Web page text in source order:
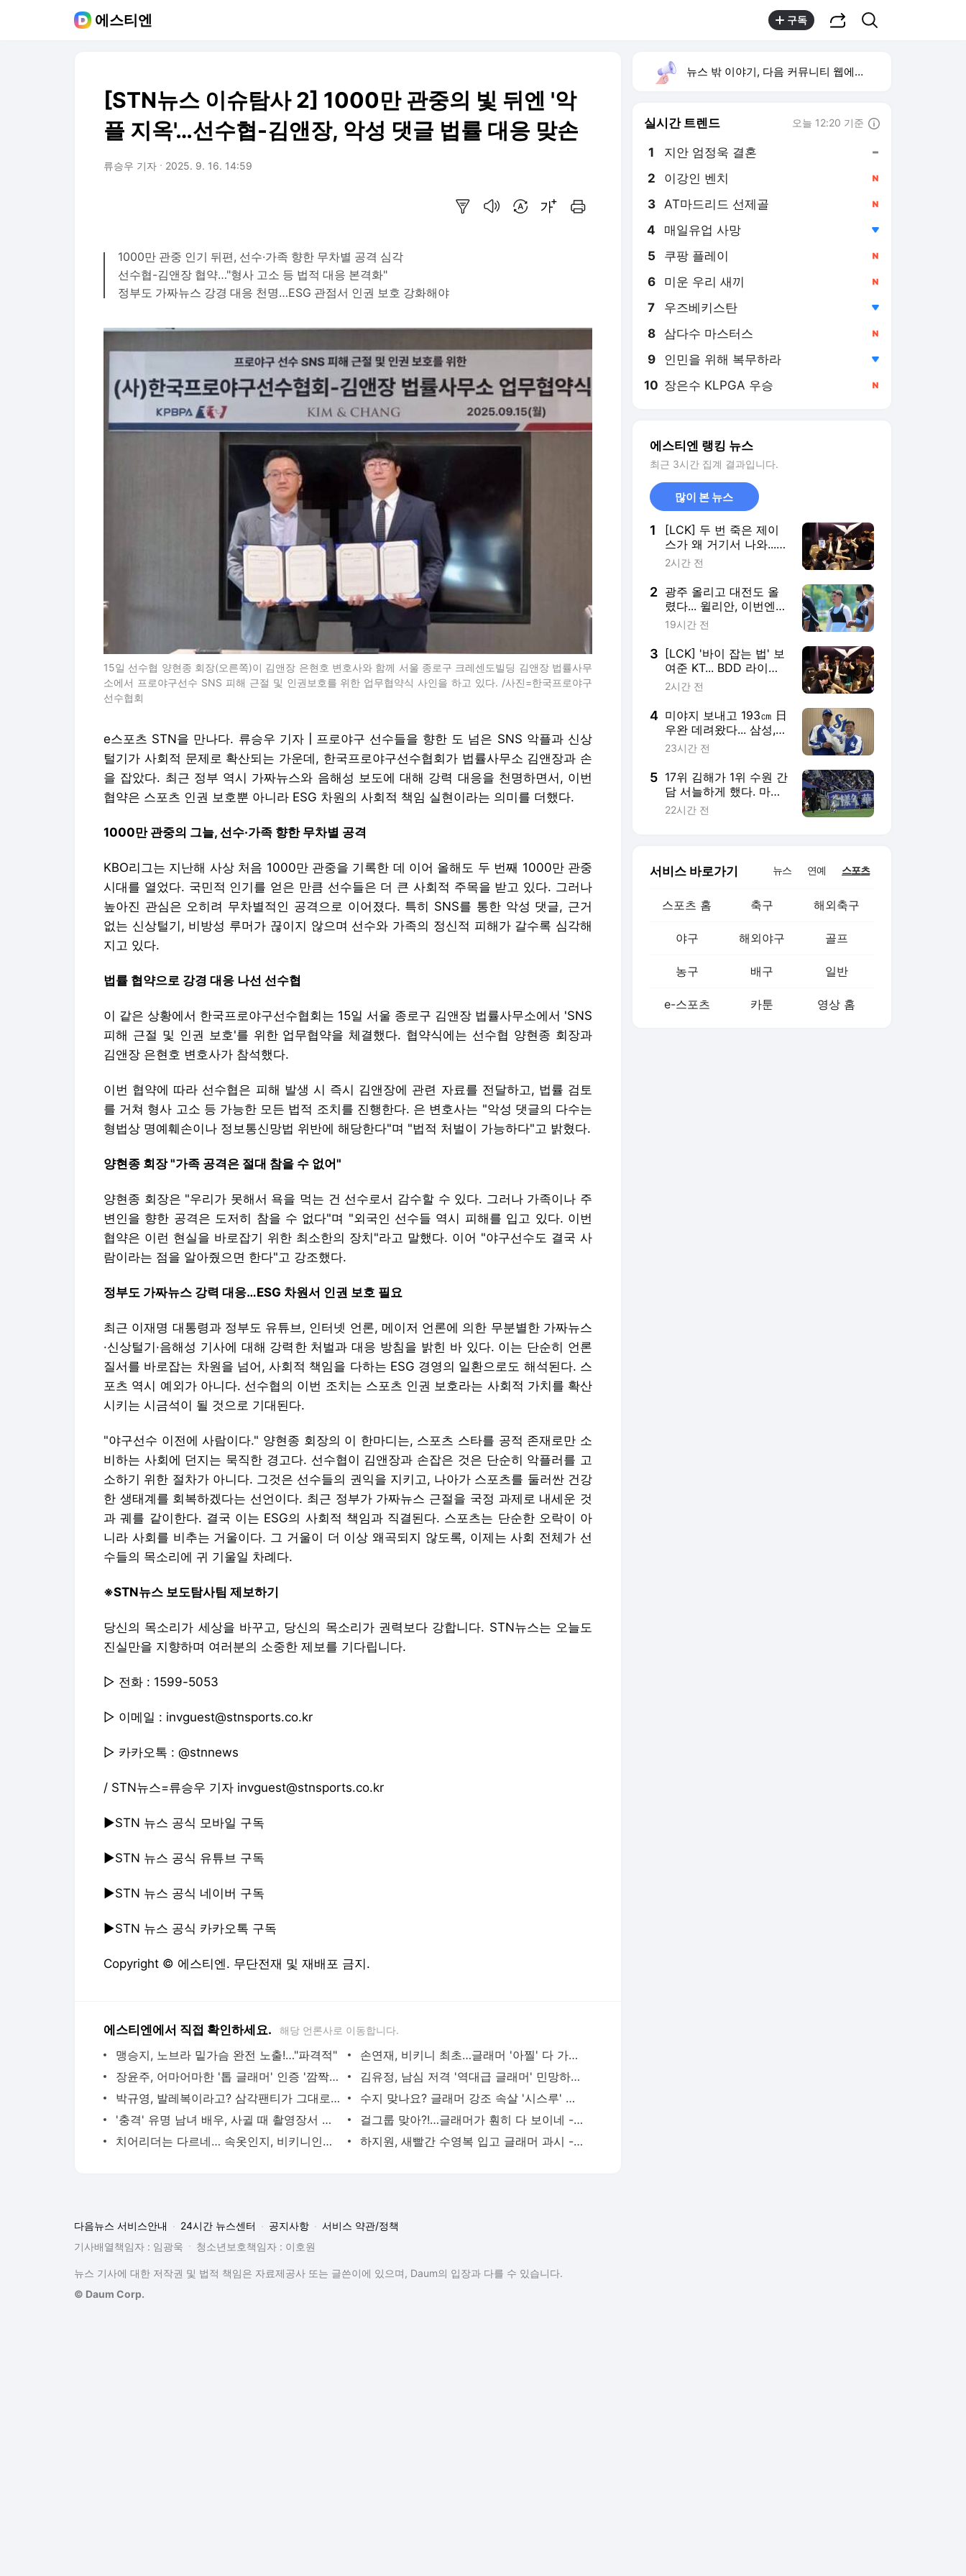
에스티엔 구독
[STN뉴스 이슈탐사 2] 1000만 관중의 빛 뒤엔 '악
플 지옥'…선수협-김앤장, 악성 댓글 법률 대응 맞손
류승우 기자 2025. 9. 16. 14:59
1000만 관중 인기 뒤편, 선수·가족 향한 무차별 공격 심각
선수협-김앤장 협약…"형사 고소 등 법적 대응 본격화"
정부도 가짜뉴스 강경 대응 천명…ESG 관점서 인권 보호 강화해야
15일 선수협 양현종 회장(오른쪽)이 김앤장 은현호 변호사와 함께 서울 종로구 크레센도빌딩 김앤장 법률사무
소에서 프로야구선수 SNS 피해 근절 및 인권보호를 위한 업무협약식 사인을 하고 있다. /사진=한국프로야구
선수협회
e스포츠 STN을 만나다. 류승우 기자┃프로야구 선수들을 향한 도 넘은 SNS 악플과 신상
털기가 사회적 문제로 확산되는 가운데, 한국프로야구선수협회가 법률사무소 김앤장과 손
을 잡았다. 최근 정부 역시 가짜뉴스와 음해성 보도에 대해 강력 대응을 천명하면서, 이번
협약은 스포츠 인권 보호뿐 아니라 ESG 차원의 사회적 책임 실현이라는 의미를 더했다.
1000만 관중의 그늘, 선수·가족 향한 무차별 공격
KBO리그는 지난해 사상 처음 1000만 관중을 기록한 데 이어 올해도 두 번째 1000만 관중
시대를 열었다. 국민적 인기를 얻은 만큼 선수들은 더 큰 사회적 주목을 받고 있다. 그러나
높아진 관심은 오히려 무차별적인 공격으로 이어졌다. 특히 SNS를 통한 악성 댓글, 근거
없는 신상털기, 비방성 루머가 끊이지 않으며 선수와 가족의 정신적 피해가 갈수록 심각해
지고 있다.
법률 협약으로 강경 대응 나선 선수협
이 같은 상황에서 한국프로야구선수협회는 15일 서울 종로구 김앤장 법률사무소에서 'SNS
피해 근절 및 인권 보호'를 위한 업무협약을 체결했다. 협약식에는 선수협 양현종 회장과
김앤장 은현호 변호사가 참석했다.
이번 협약에 따라 선수협은 피해 발생 시 즉시 김앤장에 관련 자료를 전달하고, 법률 검토
를 거쳐 형사 고소 등 가능한 모든 법적 조치를 진행한다. 은 변호사는 "악성 댓글의 다수는
형법상 명예훼손이나 정보통신망법 위반에 해당한다"며 "법적 처벌이 가능하다"고 밝혔다.
양현종 회장 "가족 공격은 절대 참을 수 없어"
양현종 회장은 "우리가 못해서 욕을 먹는 건 선수로서 감수할 수 있다. 그러나 가족이나 주
변인을 향한 공격은 도저히 참을 수 없다"며 "외국인 선수들 역시 피해를 입고 있다. 이번
협약은 이런 현실을 바로잡기 위한 최소한의 장치"라고 말했다. 이어 "야구선수도 결국 사
람이라는 점을 알아줬으면 한다"고 강조했다.
정부도 가짜뉴스 강력 대응…ESG 차원서 인권 보호 필요
최근 이재명 대통령과 정부도 유튜브, 인터넷 언론, 메이저 언론에 의한 무분별한 가짜뉴스
·신상털기·음해성 기사에 대해 강력한 처벌과 대응 방침을 밝힌 바 있다. 이는 단순히 언론
질서를 바로잡는 차원을 넘어, 사회적 책임을 다하는 ESG 경영의 일환으로도 해석된다. 스
포츠 역시 예외가 아니다. 선수협의 이번 조치는 스포츠 인권 보호라는 사회적 가치를 확산
시키는 시금석이 될 것으로 기대된다.
"야구선수 이전에 사람이다." 양현종 회장의 이 한마디는, 스포츠 스타를 공적 존재로만 소
비하는 사회에 던지는 묵직한 경고다. 선수협이 김앤장과 손잡은 것은 단순히 악플러를 고
소하기 위한 절차가 아니다. 그것은 선수들의 권익을 지키고, 나아가 스포츠를 둘러싼 건강
한 생태계를 회복하겠다는 선언이다. 최근 정부가 가짜뉴스 근절을 국정 과제로 내세운 것
과 궤를 같이한다. 결국 이는 ESG의 사회적 책임과 직결된다. 스포츠는 단순한 오락이 아
니라 사회를 비추는 거울이다. 그 거울이 더 이상 왜곡되지 않도록, 이제는 사회 전체가 선
수들의 목소리에 귀 기울일 차례다.
※STN뉴스 보도탐사팀 제보하기
당신의 목소리가 세상을 바꾸고, 당신의 목소리가 권력보다 강합니다. STN뉴스는 오늘도
진실만을 지향하며 여러분의 소중한 제보를 기다립니다.
▷ 전화 : 1599-5053
▷ 이메일 : invguest@stnsports.co.kr
▷ 카카오톡 : @stnnews
/ STN뉴스=류승우 기자 invguest@stnsports.co.kr
▶STN 뉴스 공식 모바일 구독
▶STN 뉴스 공식 유튜브 구독
▶STN 뉴스 공식 네이버 구독
▶STN 뉴스 공식 카카오톡 구독
Copyright © 에스티엔. 무단전재 및 재배포 금지.
에스티엔에서 직접 확인하세요. 해당 언론사로 이동합니다.
맹승지, 노브라 밑가슴 완전 노출!…"파격적"
손연재, 비키니 최초…글래머 '아찔' 다 가졌네! - STN NEWS
장윤주, 어마어마한 '톱 글래머' 인증 '깜짝!' - STN NEWS
김유정, 남심 저격 '역대급 글래머' 민망하네! - STN NEWS
박규영, 발레복이라고? 삼각팬티가 그대로 '아찔' - STN NEWS
수지 맞나요? 글래머 강조 속살 '시스루' 깜짝! - STN NEWS
'충격' 유명 남녀 배우, 사귈 때 촬영장서 섹스 - STN NEWS
걸그룹 맞아?!…글래머가 훤히 다 보이네 - STN NEWS
치어리더는 다르네… 속옷인지, 비키니인지 - STN NEWS
하지원, 새빨간 수영복 입고 글래머 과시 - STN NEWS
뉴스 밖 이야기, 다음 커뮤니티 웹에서 보기
실시간 트렌드 오늘 12:20 기준
1 지안 엄정욱 결혼
2 이강인 벤치
3 AT마드리드 선제골
4 매일유업 사망
5 쿠팡 플레이
6 미운 우리 새끼
7 우즈베키스탄
8 삼다수 마스터스
9 인민을 위해 복무하라
10 장은수 KLPGA 우승
에스티엔 랭킹 뉴스
최근 3시간 집계 결과입니다.
많이 본 뉴스
1
[LCK] 두 번 죽은 제이
스가 왜 거기서 나와...
DK 반격승, 승부 1대1
2시간 전
2 광주 올리고 대전도 올
렸다... 윌리안, 이번엔
천안 유니폼
19시간 전
3
[LCK] '바이 잡는 법' 보
여준 KT... BDD 라이즈
날자 DK 1세트 와르르
2시간 전
4 미야지 보내고 193㎝ 日
우완 데려왔다... 삼성,
미야모리 7만3000달러
23시간 전
5 17위 김해가 1위 수원 간
담 서늘하게 했다. 마지
막 헤더 골대 맞고 0-1
22시간 전
서비스 바로가기 뉴스 연예 스포츠
스포츠 홈 축구 해외축구
야구 해외야구 골프
농구 배구 일반
e-스포츠 카툰 영상 홈
다음뉴스 서비스안내 24시간 뉴스센터 공지사항
서비스 약관/정책
기사배열책임자 : 임광욱
청소년보호책임자 : 이호원
뉴스 기사에 대한 저작권 및 법적 책임은 자료제공사 또는 글쓴이에 있으며, Daum의 입장과 다를 수 있습니다.
© Daum Corp.